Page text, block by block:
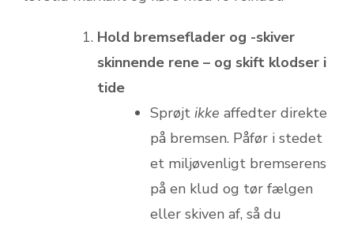
Hold bremseflader og -skiver
skinnende rene – og skift klodser i
tide
Sprøjt ikke affedter direkte
på bremsen. Påfør i stedet
et miljøvenligt bremserens
på en klud og tør fælgen
eller skiven af, så du